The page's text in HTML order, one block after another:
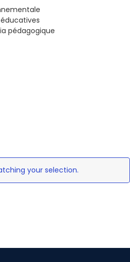
pédagogique
your selection.